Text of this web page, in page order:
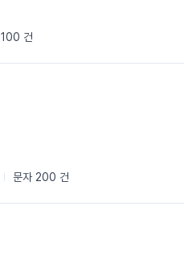
100 건
문자 200 건